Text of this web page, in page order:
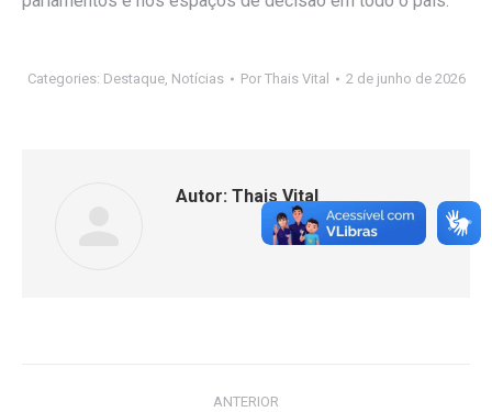
Categories: Destaque, Notícias Por Thais Vital 2 de junho de 2026
Autor: Thais Vital
ANTERIOR